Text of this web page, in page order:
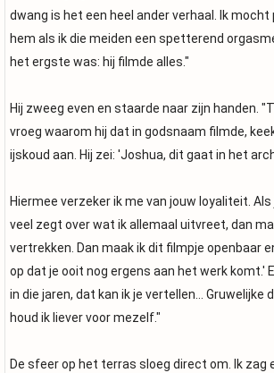
dwang is het een heel ander verhaal. Ik
hem als ik die meiden een spetterend
het ergste was: hij filmde alles."
Hij zweeg even en staarde naar zijn handen.
vroeg waarom hij dat in godsnaam filmde,
ijskoud aan. Hij zei: 'Joshua, dit gaat in het
Hiermee verzeker ik me van jouw loyaliteit.
veel zegt over wat ik allemaal uitvreet, dan
vertrekken. Dan maak ik dit filmpje openbaar
op dat je ooit nog ergens aan het werk komt.'
in die jaren, dat kan ik je vertellen... Gruwelijke
houd ik liever voor mezelf."
De sfeer op het terras sloeg direct om. Ik zag